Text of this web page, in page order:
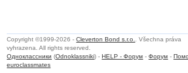
Copyright ©1999-2026 -Cleverton Bond s.r.o.
. Všechna práva
vyhrazena. All rights reserved.
Одноклассники (Odnoklassniki) -HELP - Форум -Форум -
euroclassmates